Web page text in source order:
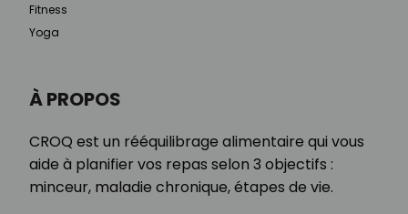
À PROPOS
CROQ est un rééquilibrage alimentaire qui vous
aide à planifier vos repas selon 3 objectifs :
minceur, maladie chronique, étapes de vie.
Fitness
Yoga